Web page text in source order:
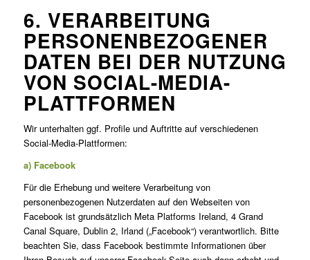
6. VERARBEITUNG
PERSONENBEZOGENER
DATEN BEI DER NUTZUNG
VON SOCIAL-MEDIA-
PLATTFORMEN
Wir unterhalten ggf. Profile und Auftritte auf verschiedenen
Social-Media-Plattformen:
a) Facebook
Für die Erhebung und weitere Verarbeitung von
personenbezogenen Nutzerdaten auf den Webseiten von
Facebook ist grundsätzlich Meta Platforms Ireland, 4 Grand
Canal Square, Dublin 2, Irland („Facebook“) verantwortlich. Bitte
beachten Sie, dass Facebook bestimmte Informationen über